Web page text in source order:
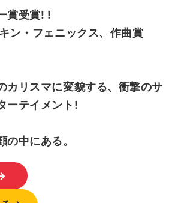
賞受賞! !
ン・フェニックス、作曲賞
カリスマに変貌する、衝撃のサ
ーテイメント!
の中にある。